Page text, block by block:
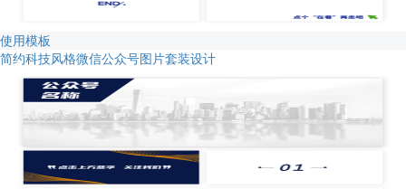
使用模板
简约科技风格微信公众号图片套装设计